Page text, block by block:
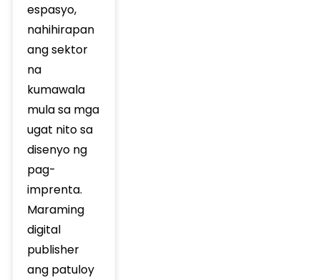
espasyo,
nahihirapan
ang sektor
na
kumawala
mula sa mga
ugat nito sa
disenyo ng
pag-
imprenta.
Maraming
digital
publisher
ang patuloy